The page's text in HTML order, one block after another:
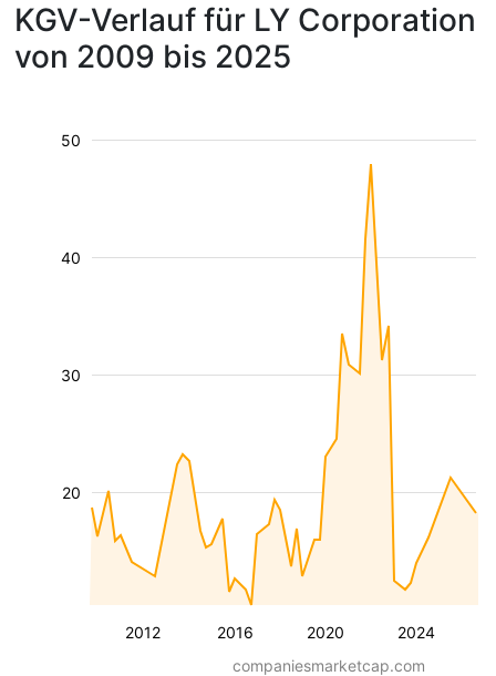
KGV-Verlauf für LY Corporation
von 2009 bis 2025
2012 2016 2020 2024
20
30
40
50
companiesmarketcap.com